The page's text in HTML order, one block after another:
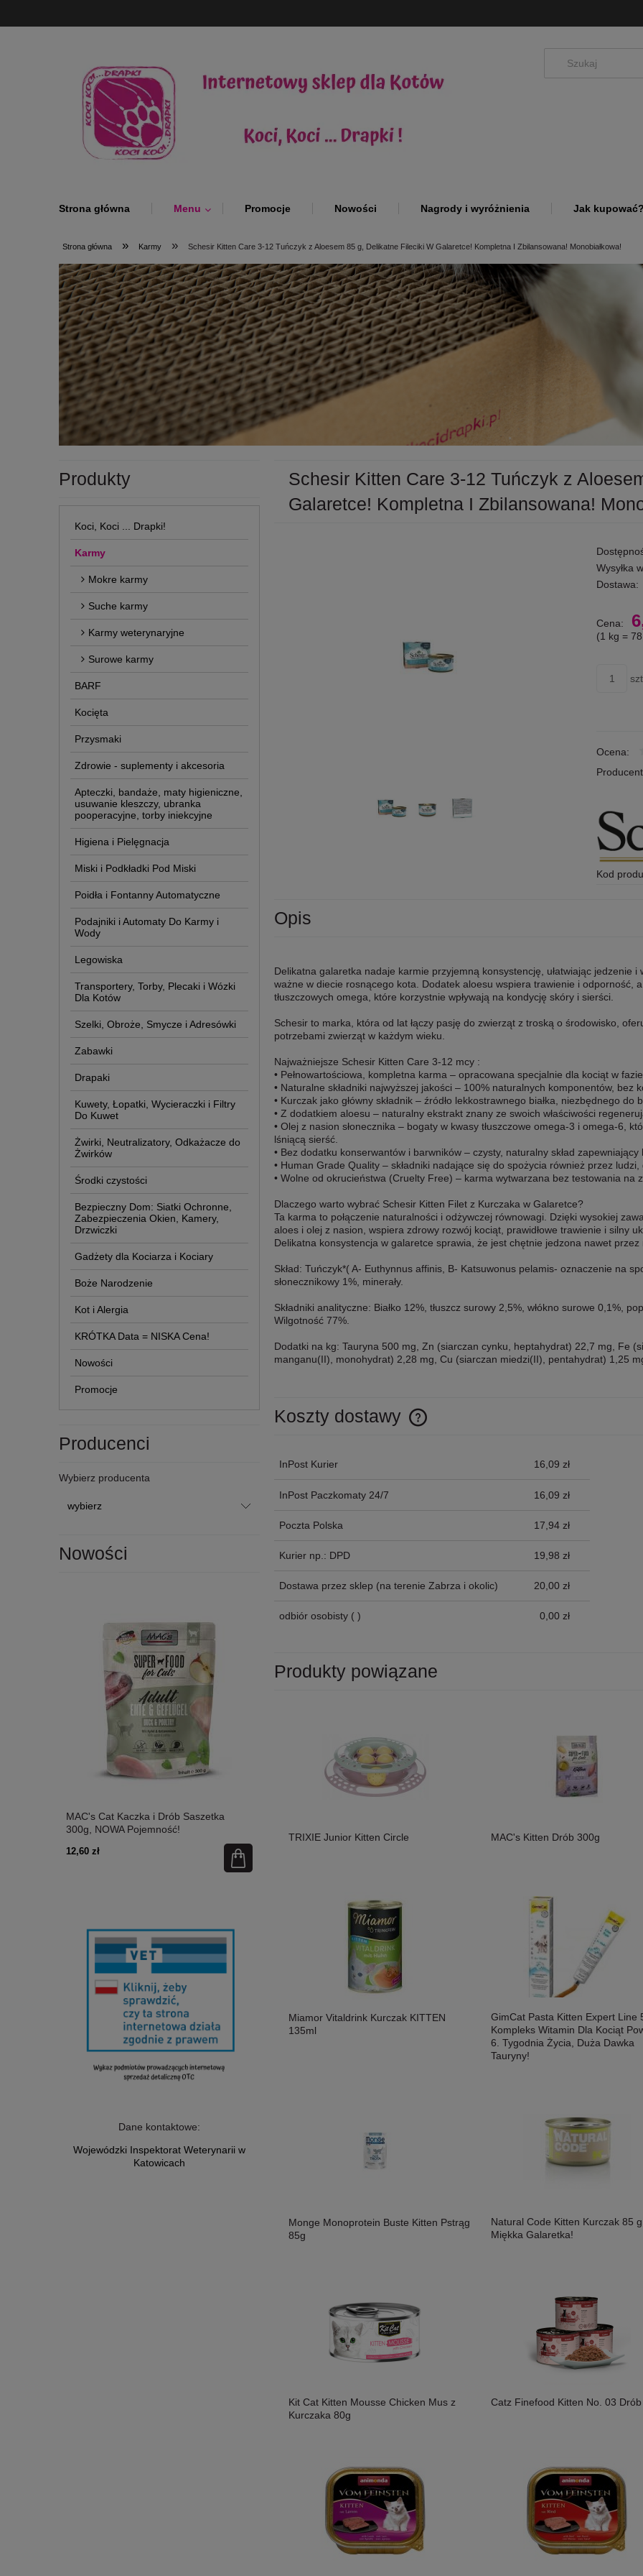
Strona główna Menu Promocje Nowości Nagrody i wyróżnienia Jak kupować?
Strona główna » Karmy » Schesir Kitten Care 3-12 Tuńczyk z Aloesem 85 g, Delikatne Fileciki W Galaretce! Kompletna I Zbilansowana! Monobiałkowa!
Produkty
Koci, Koci ... Drapki!
Karmy
Mokre karmy
Suche karmy
Karmy weterynaryjne
Surowe karmy
BARF
Kocięta
Przysmaki
Zdrowie - suplementy i akcesoria
Apteczki, bandaże, maty higieniczne,
usuwanie kleszczy, ubranka
pooperacyjne, torby iniekcyjne
Higiena i Pielęgnacja
Miski i Podkładki Pod Miski
Poidła i Fontanny Automatyczne
Podajniki i Automaty Do Karmy i
Wody
Legowiska
Transportery, Torby, Plecaki i Wózki
Dla Kotów
Szelki, Obroże, Smycze i Adresówki
Zabawki
Drapaki
Kuwety, Łopatki, Wycieraczki i Filtry
Do Kuwet
Żwirki, Neutralizatory, Odkażacze do
Żwirków
Środki czystości
Bezpieczny Dom: Siatki Ochronne,
Zabezpieczenia Okien, Kamery,
Drzwiczki
Gadżety dla Kociarza i Kociary
Boże Narodzenie
Kot i Alergia
KRÓTKA Data = NISKA Cena!
Nowości
Promocje
Producenci
Wybierz producenta
Nowości
MAC's Cat Kaczka i Drób Saszetka
300g, NOWA Pojemność!
12,60 zł
Niewielkie Miękkie Paluszki Dla Kota!
Dane kontaktowe:
Wojewódzki Inspektorat Weterynarii w
Katowicach
Schesir Kitten Care 3-12 Tuńczyk z
Galaretce! Kompletna I Zbilansowana!
Wysyłka
Dostawa:
Cena:
(1 kg =
Ocena:
Kod
Opis
Delikatna galaretka nadaje karmie przyjemną konsystencję, ułatwiając jedzenie
ważne w diecie rosnącego kota. Dodatek aloesu wspiera trawienie i odporność,
tłuszczowych omega, które korzystnie wpływają na kondycję skóry i sierści.
Schesir to marka, która od lat łączy pasję do zwierząt z troską o środowisko,
potrzebami zwierząt w każdym wieku.
Najważniejsze Schesir Kitten Care 3-12 mcy :
• Pełnowartościowa, kompletna karma – opracowana specjalnie dla kociąt w
• Naturalne składniki najwyższej jakości – 100% naturalnych komponentów, bez
• Kurczak jako główny składnik – źródło lekkostrawnego białka, niezbędnego
• Z dodatkiem aloesu – naturalny ekstrakt znany ze swoich właściwości
• Olej z nasion słonecznika – bogaty w kwasy tłuszczowe omega-3 i omega-6,
lśniącą sierść.
• Bez dodatku konserwantów i barwników – czysty, naturalny skład
• Human Grade Quality – składniki nadające się do spożycia również przez
• Wolne od okrucieństwa (Cruelty Free) – karma wytwarzana bez testowania na
Dlaczego warto wybrać Schesir Kitten Filet z Kurczaka w Galaretce?
Ta karma to połączenie naturalności i odżywczej równowagi. Dzięki wysokiej
aloes i olej z nasion, wspiera zdrowy rozwój kociąt, prawidłowe trawienie i silny
Delikatna konsystencja w galaretce sprawia, że jest chętnie jedzona nawet
Skład: Tuńczyk*( A- Euthynnus affinis, B- Katsuwonus pelamis- oznaczenie na
słonecznikowy 1%, minerały.
Składniki analityczne: Białko 12%, tłuszcz surowy 2,5%, włókno surowe 0,1%,
Wilgotność 77%.
Dodatki na kg: Tauryna 500 mg, Zn (siarczan cynku, heptahydrat) 22,7 mg, Fe
manganu(II), monohydrat) 2,28 mg, Cu (siarczan miedzi(II), pentahydrat) 1,25
Koszty dostawy
InPost Kurier 16,09 zł
InPost Paczkomaty 24/7 16,09 zł
Poczta Polska 17,94 zł
Kurier np.: DPD 19,98 zł
Dostawa przez sklep (na terenie Zabrza i okolic) 20,00 zł
odbiór osobisty ( ) 0,00 zł
Produkty powiązane
TRIXIE Junior Kitten Circle MAC's Kitten Drób 300g
Miamor Vitaldrink Kurczak KITTEN
135ml
GimCat Pasta Kitten Expert Line
Kompleks Witamin Dla Kociąt
6. Tygodnia Życia, Duża Dawka
Tauryny!
Monge Monoprotein Buste Kitten Pstrąg
85g
Natural Code Kitten Kurczak 85
Miękka Galaretka!
Kit Cat Kitten Mousse Chicken Mus z
Kurczaka 80g
Catz Finefood Kitten No. 03